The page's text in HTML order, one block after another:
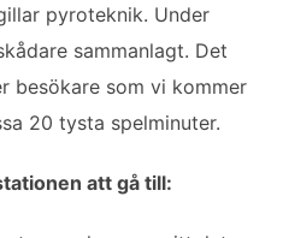
pyroteknik. Under
sammanlagt. Det
besökare som vi kommer
20 tysta spelminuter.
att gå till: